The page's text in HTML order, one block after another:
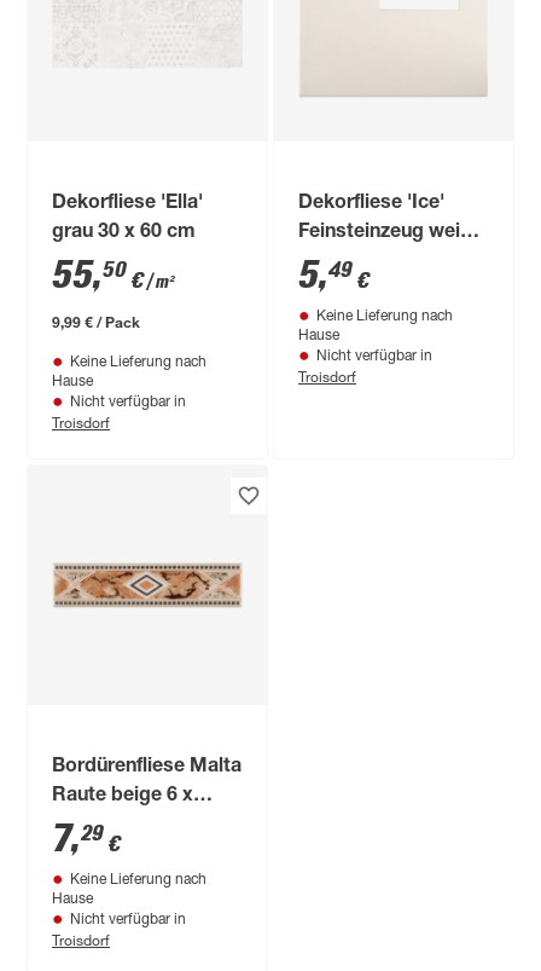
Dekorfliese 'Ella'
grau 30 x 60 cm
55,50 €/ m²
9,99 € / Pack
Keine Lieferung nach
Hause
Nicht verfügbar in
Troisdorf
Dekorfliese 'Ice'
Feinsteinzeug weiß
20 x 25 cm
5,49 €
Keine Lieferung nach
Hause
Nicht verfügbar in
Troisdorf
Bordürenfliese Malta
Raute beige 6 x
25cm
7,29 €
Keine Lieferung nach
Hause
Nicht verfügbar in
Troisdorf